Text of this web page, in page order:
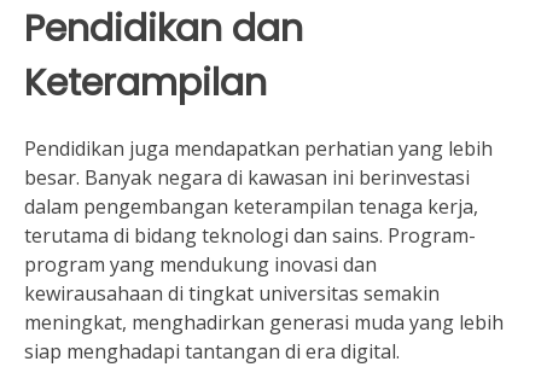
Pendidikan dan
Keterampilan
Pendidikan juga mendapatkan perhatian yang lebih
besar. Banyak negara di kawasan ini berinvestasi
dalam pengembangan keterampilan tenaga kerja,
terutama di bidang teknologi dan sains. Program-
program yang mendukung inovasi dan
kewirausahaan di tingkat universitas semakin
meningkat, menghadirkan generasi muda yang lebih
siap menghadapi tantangan di era digital.